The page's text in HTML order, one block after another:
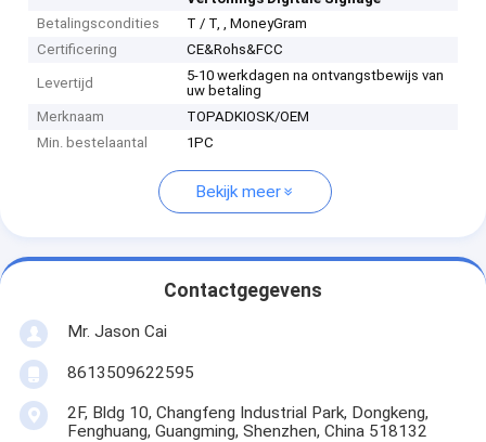
Betalingscondities
T / T, , MoneyGram
Certificering
CE&Rohs&FCC
Levertijd
5-10 werkdagen na ontvangstbewijs van
uw betaling
Merknaam
TOPADKIOSK/OEM
Min. bestelaantal
1PC
Bekijk meer
Contactgegevens
Mr. Jason Cai
8613509622595
2F, Bldg 10, Changfeng Industrial Park, Dongkeng,
Fenghuang, Guangming, Shenzhen, China 518132